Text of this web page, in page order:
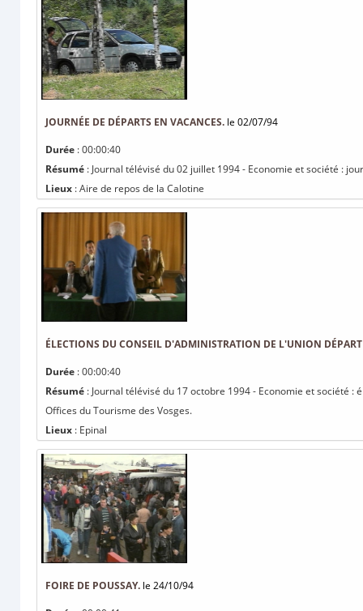
JOURNÉE DE DÉPARTS EN VACANCES. le 02/07/94
Durée : 00:00:40
Résumé : Journal télévisé du 02 juillet 1994 - Economie et société :
Lieux : Aire de repos de la Calotine
ÉLECTIONS DU CONSEIL D'ADMINISTRATION DE L'UNION
Durée : 00:00:40
Résumé : Journal télévisé du 17 octobre 1994 - Economie et société
Offices du Tourisme des Vosges.
Lieux : Epinal
FOIRE DE POUSSAY. le 24/10/94